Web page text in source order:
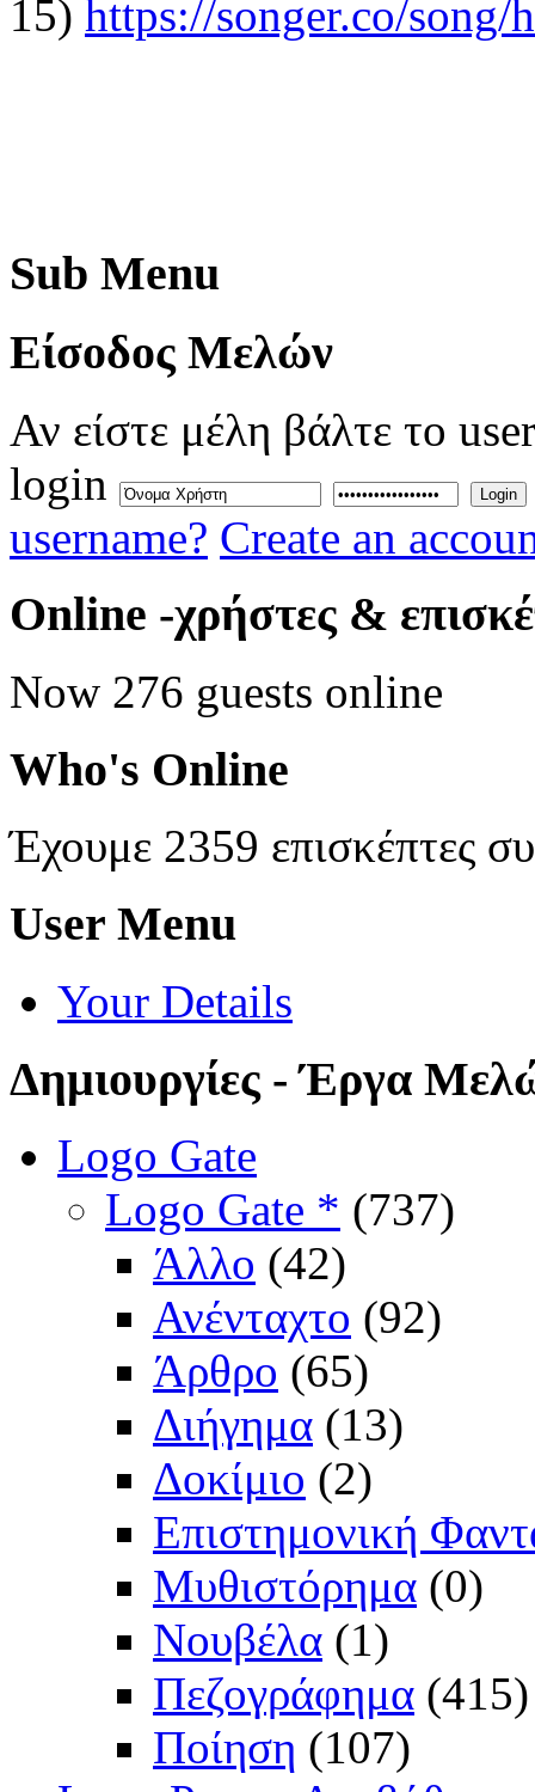
15) https://songer.co/
Sub Menu
Eίσοδος Μελών
Αν είστε μέλη βάλτε το
login
Login
username? Create an
Online -χρήστες &
Now 276 guests online
Who's Online
Έχουμε 2359 επισκέπτες
User Menu
Your Details
Δημιουργίες - Έργα
Logo Gate
Logo Gate * (737)
Άλλο (42)
Ανένταχτο (92)
Άρθρο (65)
Διήγημα (13)
Δοκίμιο (2)
Επιστημονική
Μυθιστόρημα (0)
Νουβέλα (1)
Πεζογράφημα (415)
Ποίηση (107)